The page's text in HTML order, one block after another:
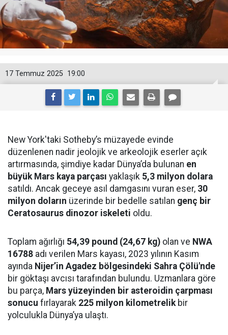
19:00
17 Temmuz 2025
New York'taki Sotheby’s müzayede evinde
düzenlenen nadir jeolojik ve arkeolojik eserler açık
artırmasında, şimdiye kadar Dünya’da bulunan en
büyük Mars kaya parçası yaklaşık 5,3 milyon dolara
satıldı. Ancak geceye asıl damgasını vuran eser, 30
milyon doların üzerinde bir bedelle satılan genç bir
Ceratosaurus dinozor iskeleti oldu.
Toplam ağırlığı 54,39 pound (24,67 kg) olan ve NWA
16788 adı verilen Mars kayası, 2023 yılının Kasım
ayında Nijer’in Agadez bölgesindeki Sahra Çölü'nde
bir göktaşı avcısı tarafından bulundu. Uzmanlara göre
bu parça, Mars yüzeyinden bir asteroidin çarpması
sonucu fırlayarak 225 milyon kilometrelikbir
yolculukla Dünya’ya ulaştı.